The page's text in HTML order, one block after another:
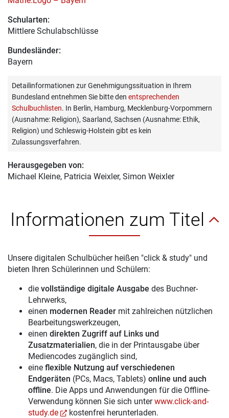
Schularten:
Mittlere Schulabschlüsse
Bundesländer:
Bayern
Detailinformationen zur Genehmigungssituation in Ihrem
Bundesland entnehmen Sie bitte den entsprechenden
Schulbuchlisten. In Berlin, Hamburg, Mecklenburg-Vorpommern
(Ausnahme: Religion), Saarland, Sachsen (Ausnahme: Ethik,
Religion) und Schleswig-Holstein gibt es kein
Zulassungsverfahren.
Herausgegeben von:
Michael Kleine, Patricia Weixler, Simon Weixler
Informationen zum Titel
Unsere digitalen Schulbücher heißen "click & study" und
bieten Ihren Schülerinnen und Schülern:
die vollständige digitale Ausgabe des Buchner-
Lehrwerks,
einen modernen Reader mit zahlreichen nützlichen
Bearbeitungswerkzeugen,
einen direkten Zugriff auf Links und
Zusatzmaterialien, die in der Printausgabe über
Mediencodes zugänglich sind,
eine flexible Nutzung auf verschiedenen
Endgeräten (PCs, Macs, Tablets) online und auch
offline. Die Apps und Anwendungen für die Offline-
Verwendung können Sie sich unterwww.click-and-
study.de
kostenfrei herunterladen.